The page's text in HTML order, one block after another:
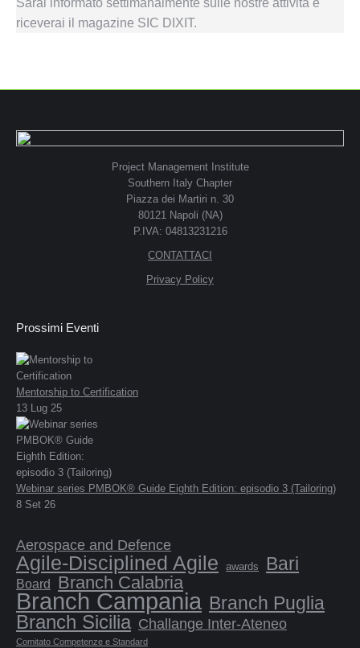
riceverai il magazine SIC DIXIT.
Project Management Institute
Southern Italy Chapter
Piazza dei Martiri n. 30
80121 Napoli (NA)
P.IVA: 04813231216
CONTATTACI
Privacy Policy
Prossimi Eventi
Mentorship to Certification
13 Lug 25
Webinar series PMBOK® Guide Eighth Edition: episodio 3 (Tailoring)
8 Set 26
Aerospace and Defence
Agile-Disciplined Agile awards Bari
Board Branch Calabria
Branch Campania Branch Puglia
Branch Sicilia Challange Inter-Ateneo
Comitato Competenze e Standard